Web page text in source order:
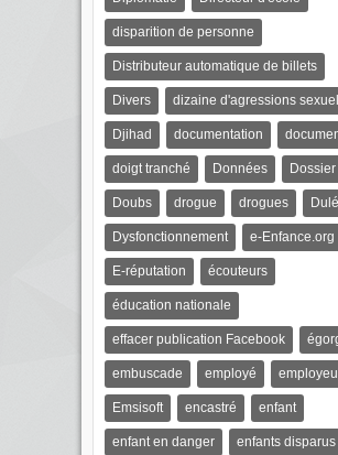
disparition de personne
Distributeur automatique de billets
Divers dizaine d'agressions
Djihad documentation
doigt tranché Données Dossier
Doubs drogue drogues
Dysfonctionnement e-Enfance.org
E-réputation écouteurs
éducation nationale
effacer publication Facebook
embuscade employé
Emsisoft encastré enfant
enfant en danger enfants disparus